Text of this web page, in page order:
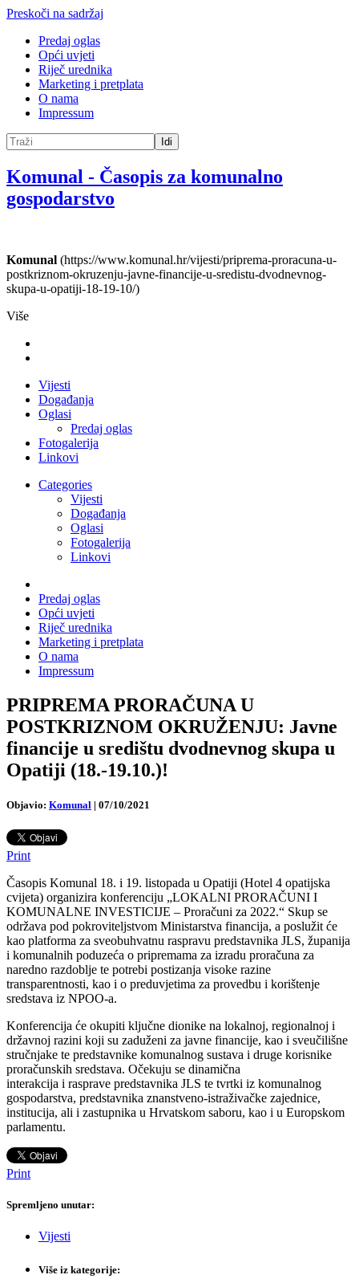
Preskoči na sadržaj
Predaj oglas
Opći uvjeti
Riječ urednika
Marketing i pretplata
O nama
Impressum
Idi
Komunal - Časopis za komunalno
gospodarstvo
Komunal (https://www.komunal.hr/vijesti/priprema-proracuna-u-
postkriznom-okruzenju-javne-financije-u-sredistu-dvodnevnog-
skupa-u-opatiji-18-19-10/)
Više
Vijesti
Događanja
Oglasi
Predaj oglas
Fotogalerija
Linkovi
Categories
Vijesti
Događanja
Oglasi
Fotogalerija
Linkovi
Predaj oglas
Opći uvjeti
Riječ urednika
Marketing i pretplata
O nama
Impressum
PRIPREMA PRORAČUNA U
POSTKRIZNOM OKRUŽENJU: Javne
financije u središtu dvodnevnog skupa u
Opatiji (18.-19.10.)!
Objavio: Komunal | 07/10/2021
Print
Časopis Komunal 18. i 19. listopada u Opatiji (Hotel 4 opatijska
cvijeta) organizira konferenciju „LOKALNI PRORAČUNI I
KOMUNALNE INVESTICIJE – Proračuni za 2022.“ Skup se
održava pod pokroviteljstvom Ministarstva financija, a poslužit će
kao platforma za sveobuhvatnu raspravu predstavnika JLS, županija
i komunalnih poduzeća o pripremama za izradu proračuna za
naredno razdoblje te potrebi postizanja visoke razine
transparentnosti, kao i o preduvjetima za provedbu i korištenje
sredstava iz NPOO-a.
Konferencija će okupiti ključne dionike na lokalnoj, regionalnoj i
državnoj razini koji su zaduženi za javne financije, kao i sveučilišne
stručnjake te predstavnike komunalnog sustava i druge korisnike
proračunskih sredstava. Očekuju se dinamična
interakcija i rasprave predstavnika JLS te tvrtki iz komunalnog
gospodarstva, predstavnika znanstveno-istraživačke zajednice,
institucija, ali i zastupnika u Hrvatskom saboru, kao i u Europskom
parlamentu.
Print
Spremljeno unutar:
Vijesti
Više iz kategorije: